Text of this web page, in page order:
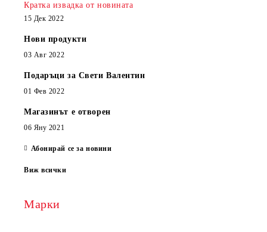
Кратка извадка от новината
15 Дек 2022
Нови продукти
03 Авг 2022
Подаръци за Свети Валентин
01 Фев 2022
Магазинът е отворен
06 Яну 2021
Абонирай се за новини
Виж всички
Марки